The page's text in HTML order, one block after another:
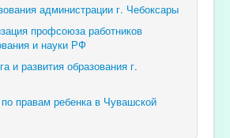
администрации г. Чебоксары
профсоюза работников
и науки РФ
и развития образования г.
правам ребенка в Чувашской